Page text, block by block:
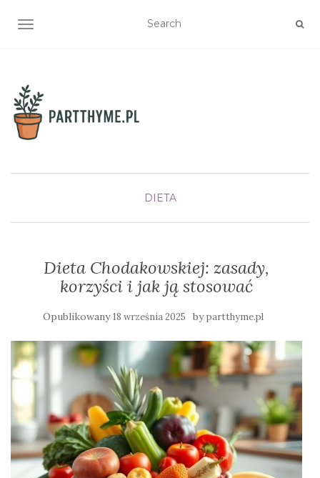
TOGGLE NAVIGATION
DIETA
Dieta Chodakowskiej: zasady,
korzyści i jak ją stosować
Opublikowany18 września 2025 bypartthyme.pl